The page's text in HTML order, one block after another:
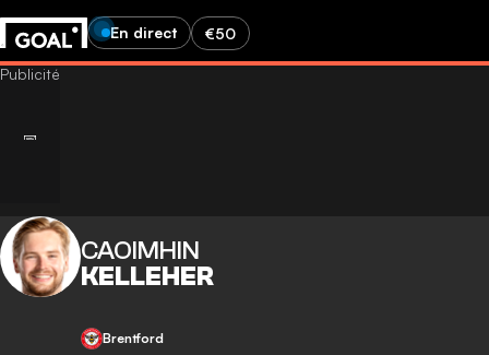
En direct €50
CAOIMHIN
KELLEHER
Brentford